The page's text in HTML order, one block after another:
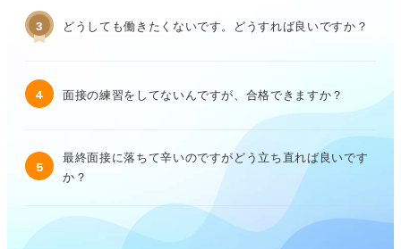
3 どうしても働きたくないです。どうすれば良いですか？
4 面接の練習をしてないんですが、合格できますか？
5
最終面接に落ちて辛いのですがどう立ち直れば良いです
か？